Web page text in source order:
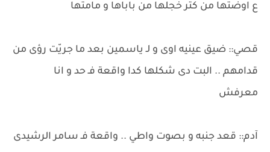
ع اوضتها من كتر خجلها من باباها و مامتها
قصي:: ضيق عينيه اوى و لـ ياسمين بعد ما جريّت رؤى من
قدامهم .. البت دى شكلها كدا واقعة فـ حد و انا
معرفش
آدم:: قعد جنبه و بصوت واطي .. واقعة فـ سامر الرشيدى